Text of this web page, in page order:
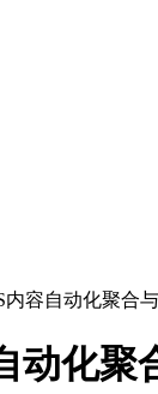
内容自动化聚合
动化聚